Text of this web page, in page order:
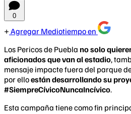
0
Agregar Mediotiempo en
Los Pericos de Puebla no solo
aficionados que van al estadio,
mensaje impacte fuera del parque
por elloestán desarrollando su
#SiempreCívicoNuncaIncívico.
Esta campaña tiene como fin